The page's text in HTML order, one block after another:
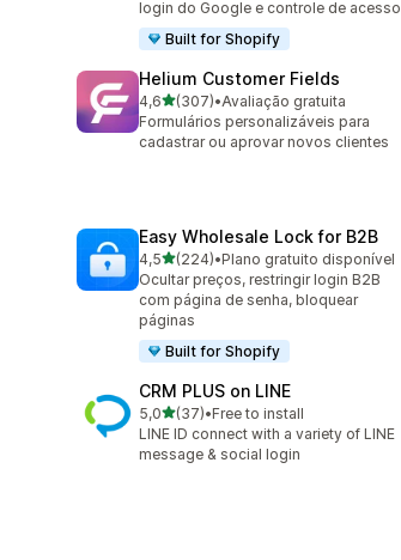
login do Google e controle de acesso
Built for Shopify
Helium Customer Fields
4,6de 5 estrelas
(307)
307 avaliações ao todo
•Avaliação gratuita
Formulários personalizáveis para
cadastrar ou aprovar novos clientes
Easy Wholesale Lock for B2B
4,5de 5 estrelas
(224)
224 avaliações ao todo
•Plano gratuito disponível
Ocultar preços, restringir login B2B
com página de senha, bloquear
páginas
Built for Shopify
CRM PLUS on LINE
5,0de 5 estrelas
(37)
37 avaliações ao todo
•Free to install
LINE ID connect with a variety of LINE
message & social login